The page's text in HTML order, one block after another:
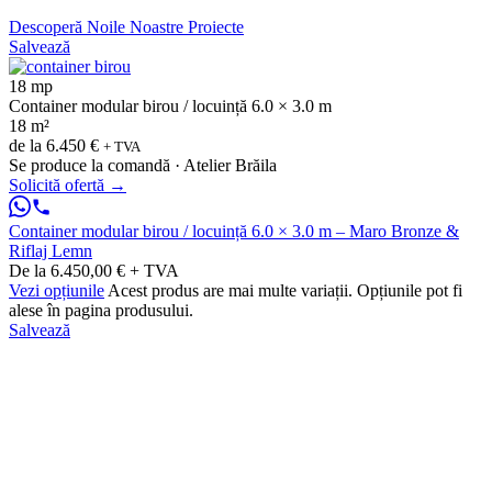
Descoperă Noile Noastre Proiecte
Salvează
18 mp
Container modular birou / locuință 6.0 × 3.0 m
18 m²
de la 6.450 € + TVA
Se produce la comandă · Atelier Brăila
Solicită ofertă →
Container modular birou / locuință 6.0 × 3.0 m – Maro Bronze &
Riflaj Lemn
De la 6.450,00 € + TVA
Vezi opțiunile Acest produs are mai multe variații. Opțiunile pot fi
alese în pagina produsului.
Salvează